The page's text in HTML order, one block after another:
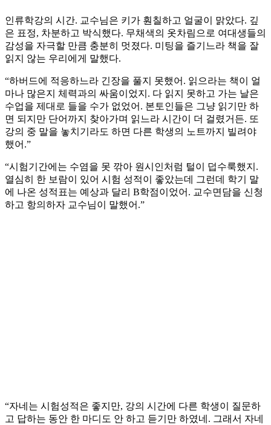
인류학강의 시간. 교수님은 키가 훤칠하고 얼굴이 맑았다. 깊
은 표정, 차분하고 박식했다. 무채색의 옷차림으로 여대생들의
감성을 자극할 만큼 충분히 멋졌다. 미팅을 즐기느라 책을 잘
읽지 않는 우리에게 말했다.
“하버드에 적응하느라 긴장을 풀지 못했어. 읽으라는 책이 얼
마나 많은지 체력과의 싸움이었지. 다 읽지 못하고 가는 날은
수업을 제대로 들을 수가 없었어. 본토인들은 그냥 읽기만 하
면 되지만 단어까지 찾아가며 읽느라 시간이 더 걸렸거든. 또
강의 중 말을 놓치기라도 하면 다른 학생의 노트까지 빌려야
했어.”
“시험기간에는 수염을 못 깎아 원시인처럼 털이 덥수룩했지.
열심히 한 보람이 있어 시험 성적이 좋았는데 그런데 학기 말
에 나온 성적표는 예상과 달리 B학점이었어. 교수면담을 신청
하고 항의하자 교수님이 말했어.”
“자네는 시험성적은 좋지만, 강의 시간에 다른 학생이 질문하
고 답하는 동안 한 마디도 안 하고 듣기만 하였네. 그래서 자네